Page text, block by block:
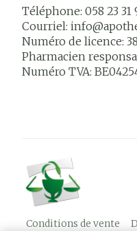
Téléphone: 058 23 31
Courriel: info@
Numéro de licence:
Pharmacien
Numéro TVA:
Conditions de vente